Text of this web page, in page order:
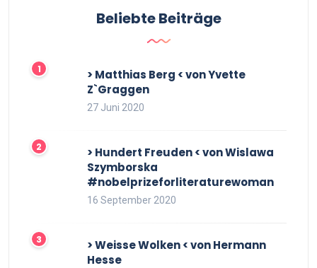
Beliebte Beiträge
> Matthias Berg < von Yvette
Z`Graggen
27 Juni 2020
> Hundert Freuden < von Wislawa
Szymborska
#nobelprizeforliteraturewoman
16 September 2020
> Weisse Wolken < von Hermann
Hesse